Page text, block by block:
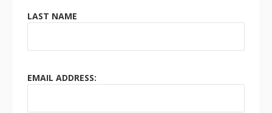
LAST NAME
EMAIL ADDRESS: